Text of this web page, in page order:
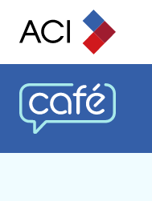
Skip to content
CAFÉ ACI